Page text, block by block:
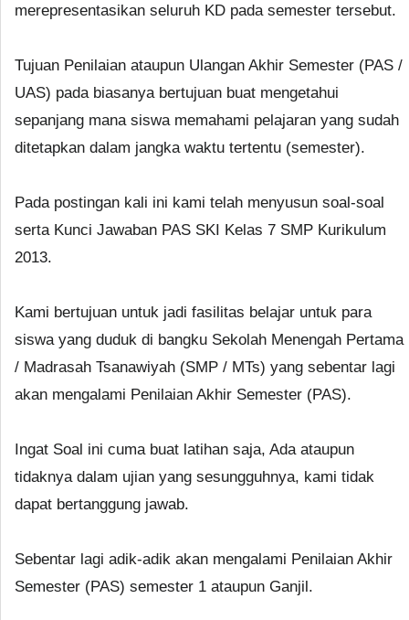
merepresentasikan seluruh KD pada semester tersebut.
Tujuan Penilaian ataupun Ulangan Akhir Semester (PAS /
UAS) pada biasanya bertujuan buat mengetahui
sepanjang mana siswa memahami pelajaran yang sudah
ditetapkan dalam jangka waktu tertentu (semester).
Pada postingan kali ini kami telah menyusun soal-soal
serta Kunci Jawaban PAS SKI Kelas 7 SMP Kurikulum
2013.
Kami bertujuan untuk jadi fasilitas belajar untuk para
siswa yang duduk di bangku Sekolah Menengah Pertama
/ Madrasah Tsanawiyah (SMP / MTs) yang sebentar lagi
akan mengalami Penilaian Akhir Semester (PAS).
Ingat Soal ini cuma buat latihan saja, Ada ataupun
tidaknya dalam ujian yang sesungguhnya, kami tidak
dapat bertanggung jawab.
Sebentar lagi adik-adik akan mengalami Penilaian Akhir
Semester (PAS) semester 1 ataupun Ganjil.